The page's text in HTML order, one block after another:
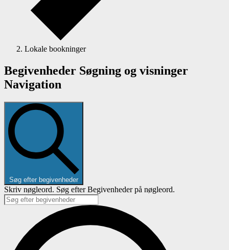
Lokale bookninger
Begivenheder Søgning og visninger
Navigation
Søg efter begivenheder
Skriv nøgleord. Søg efter Begivenheder på nøgleord.